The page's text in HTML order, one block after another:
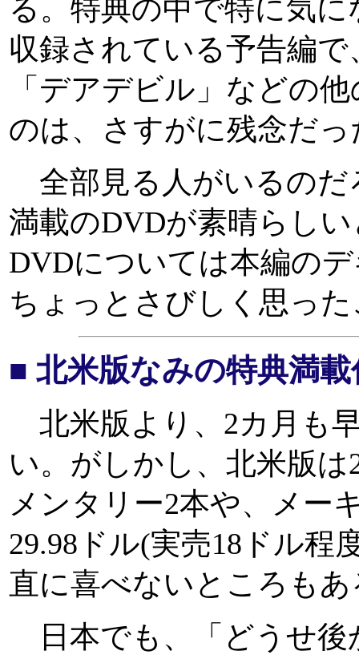
る。特典の中で特に気
収録されている予告編
「デアデビル」などの
のは、さすがに残念だっ
全部見る人がいるのだ
満載のDVDが素晴らし
DVDについては本編の
ちょっとさびしく思っ
■ 北米版なみの特典満
北米版より、2カ月も
い。がしかし、北米版
メンタリー2本や、メー
29.98ドル(実売18ドル程
直に喜べないところもあ
日本でも、「どうせ後